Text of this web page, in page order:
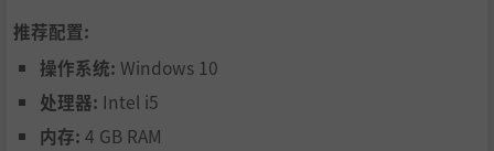
推荐配置:
操作系统: Windows 10
处理器: Intel i5
内存: 4 GB RAM